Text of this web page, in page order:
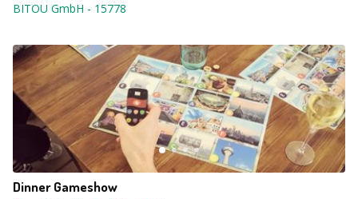
BITOU GmbH - 15778
Dinner Gameshow